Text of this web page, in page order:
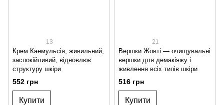
13
Крем Каемульсія, живильний,
заспокійливий, відновлює
структуру шкіри
552 грн
Купити
21
Вершки Жовті — очищувальні
вершки для демакіяжу і
живлення всіх типів шкіри
516 грн
Купити